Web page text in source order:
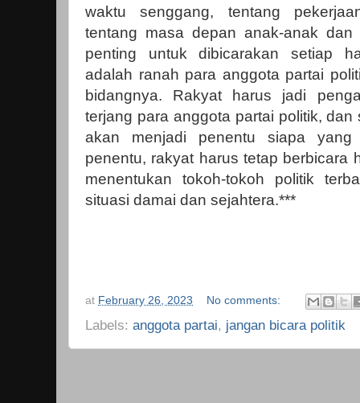
waktu senggang, tentang
tentang masa depan anak-anak
penting untuk dibicarakan setiap
adalah ranah para anggota partai
bidangnya. Rakyat harus jadi
terjang para anggota partai politik,
akan menjadi penentu siapa yang
penentu, rakyat harus tetap berbicara
menentukan tokoh-tokoh politik
situasi damai dan sejahtera.***
at February 26, 2023 No comments:
Labels: anggota partai, jangan bicara politik